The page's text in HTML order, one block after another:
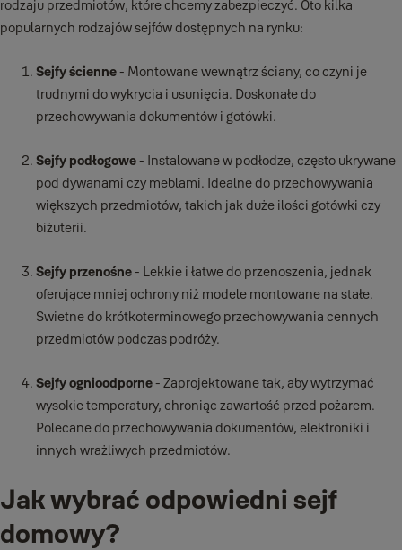
rodzaju przedmiotów, które chcemy zabezpieczyć. Oto kilka
popularnych rodzajów sejfów dostępnych na rynku:
Sejfy ścienne- Montowane wewnątrz ściany, co czyni je
trudnymi do wykrycia i usunięcia. Doskonałe do
przechowywania dokumentów i gotówki.
Sejfy podłogowe- Instalowane w podłodze, często ukrywane
pod dywanami czy meblami. Idealne do przechowywania
większych przedmiotów, takich jak duże ilości gotówki czy
biżuterii.
Sejfy przenośne- Lekkie i łatwe do przenoszenia, jednak
oferujące mniej ochrony niż modele montowane na stałe.
Świetne do krótkoterminowego przechowywania cennych
przedmiotów podczas podróży.
Sejfy ognioodporne- Zaprojektowane tak, aby wytrzymać
wysokie temperatury, chroniąc zawartość przed pożarem.
Polecane do przechowywania dokumentów, elektroniki i
innych wrażliwych przedmiotów.
Jak wybrać odpowiedni sejf
domowy?